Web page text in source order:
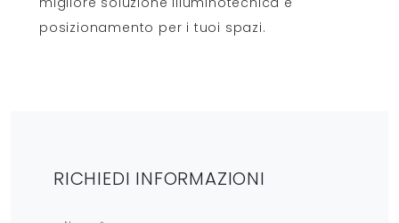
posizionamento per i tuoi spazi.
RICHIEDI INFORMAZIONI